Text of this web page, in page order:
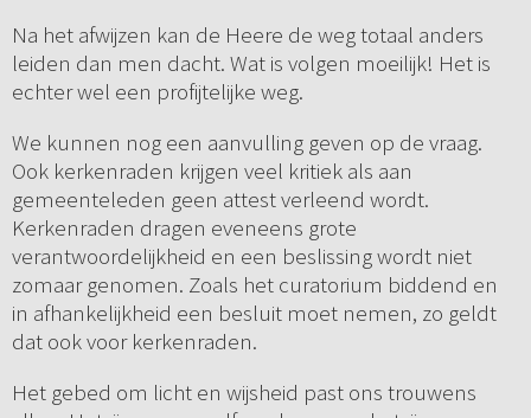
Na het afwijzen kan de Heere de weg totaal anders
leiden dan men dacht. Wat is volgen moeilijk! Het is
echter wel een profijtelijke weg.
We kunnen nog een aanvulling geven op de vraag.
Ook kerkenraden krijgen veel kritiek als aan
gemeenteleden geen attest verleend wordt.
Kerkenraden dragen eveneens grote
verantwoordelijkheid en een beslissing wordt niet
zomaar genomen. Zoals het curatorium biddend en
in afhankelijkheid een besluit moet nemen, zo geldt
dat ook voor kerkenraden.
Het gebed om licht en wijsheid past ons trouwens